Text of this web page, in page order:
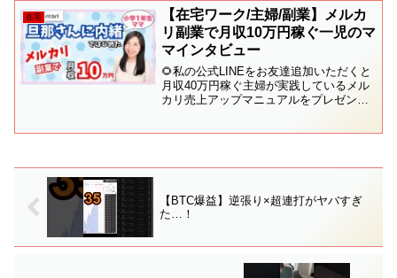
メルカリ物販や在宅ワークの最新情報が
受け...
在宅
【在宅ワーク/主婦/副業】メルカ
リ副業で月収10万円稼ぐ一児のマ
マインタビュー
🌻私の公式LINEをお友達追加いただくと
月収40万円稼ぐ主婦が実践しているメル
カリ売上アップマニュアルをプレゼント
【BTC爆益】逆張り×超連打がヤバすぎ
た…！